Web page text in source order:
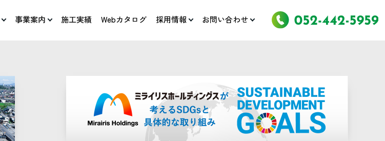
事業案内 施工実績 Webカタログ 採用情報 お問い合わせ